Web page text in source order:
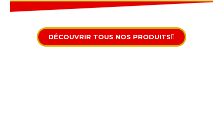
DÉCOUVRIR TOUS NOS PRODUITS